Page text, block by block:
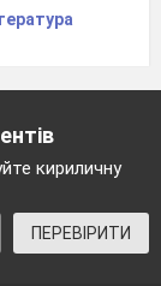
кириличну
ПЕРЕВІРИТИ